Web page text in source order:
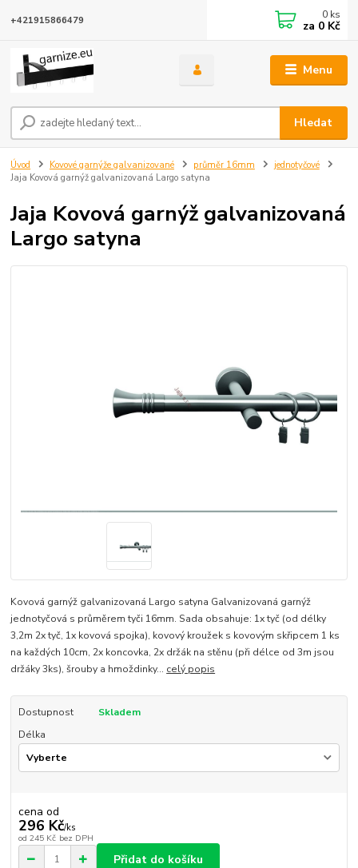
Menu
Hledat
+421915866479 0 ks
za 0 Kč
Úvod Kovové garnýže galvanizované průměr 16mm
jednotyčové
Jaja Kovová garnýž galvanizovaná Largo satyna
Jaja Kovová garnýž galvanizovaná
Largo satyna
Kovová garnýž galvanizovaná Largo satyna Galvanizovaná garnýž
jednotyčová s průměrem tyči 16mm. Sada obsahuje: 1x tyč (od délky
3,2m 2x tyč, 1x kovová spojka), kovový kroužek s kovovým skřipcem 1 ks
na každých 10cm, 2x koncovka, 2x držák na stěnu (při délce od 3m jsou
držáky 3ks), šrouby a hmoždinky... celý popis
Dostupnost
Skladem
Délka
cena od
296 Kč/ks
od 245 Kč bez DPH
Přidat do košíku